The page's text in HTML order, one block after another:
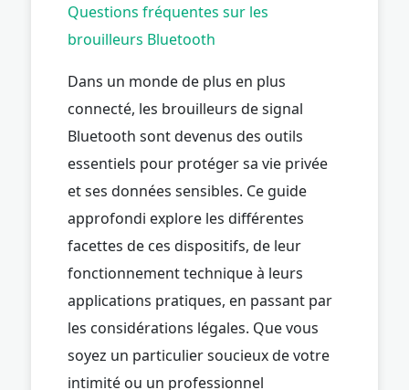
Questions fréquentes sur les
brouilleurs Bluetooth
Dans un monde de plus en plus
connecté, les brouilleurs de signal
Bluetooth sont devenus des outils
essentiels pour protéger sa vie privée
et ses données sensibles. Ce guide
approfondi explore les différentes
facettes de ces dispositifs, de leur
fonctionnement technique à leurs
applications pratiques, en passant par
les considérations légales. Que vous
soyez un particulier soucieux de votre
intimité ou un professionnel